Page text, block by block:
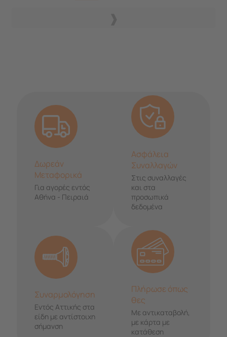
Δωρεάν
Μεταφορικά
Για αγορές εντός
Αθήνα - Πειραιά
Ασφάλεια
Συναλλαγών
Στις συναλλαγές
και στα
προσωπικά
δεδομένα
Συναρμολόγηση
Εντός Αττικής στα
είδη με αντίστοιχη
σήμανση
Πλήρωσε όπως
θες
Με αντικαταβολή,
με κάρτα με
κατάθεση